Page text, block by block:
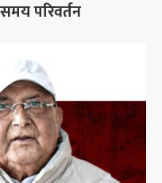
परिवर्तन